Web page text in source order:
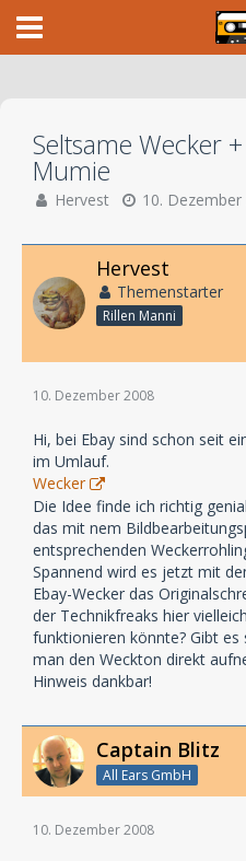
Seltsame Wecker
Mumie
Hervest 10. Dezember
Hervest
Themenstarter
Rillen Manni
10. Dezember 2008
Hi, bei Ebay sind schon seit
im Umlauf.
Wecker
Die Idee finde ich richtig
das mit nem
entsprechenden
Spannend wird es jetzt mit
Ebay-Wecker das
der Technikfreaks hier
funktionieren könnte? Gibt
man den Weckton direkt
Hinweis dankbar!
Captain Blitz
All Ears GmbH
10. Dezember 2008